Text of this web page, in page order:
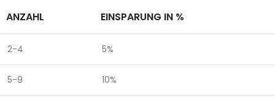
ANZAHL EINSPARUNG IN %
2-4 5%
5-9 10%